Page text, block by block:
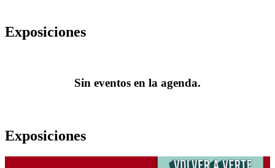
Exposiciones
Sin eventos en la agenda.
Exposiciones